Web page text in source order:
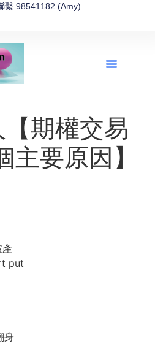
繫 98541182 (Amy)
期權交易
主要原因】
put
身